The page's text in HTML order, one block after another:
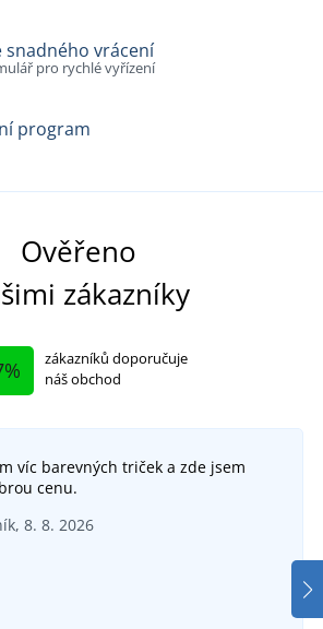
snadného vrácení
pro rychlé vyřízení
program
Ověřeno
zákazníky
zákazníků doporučuje
náš obchod
víc barevných triček a zde jsem
cenu.
8. 8. 2026